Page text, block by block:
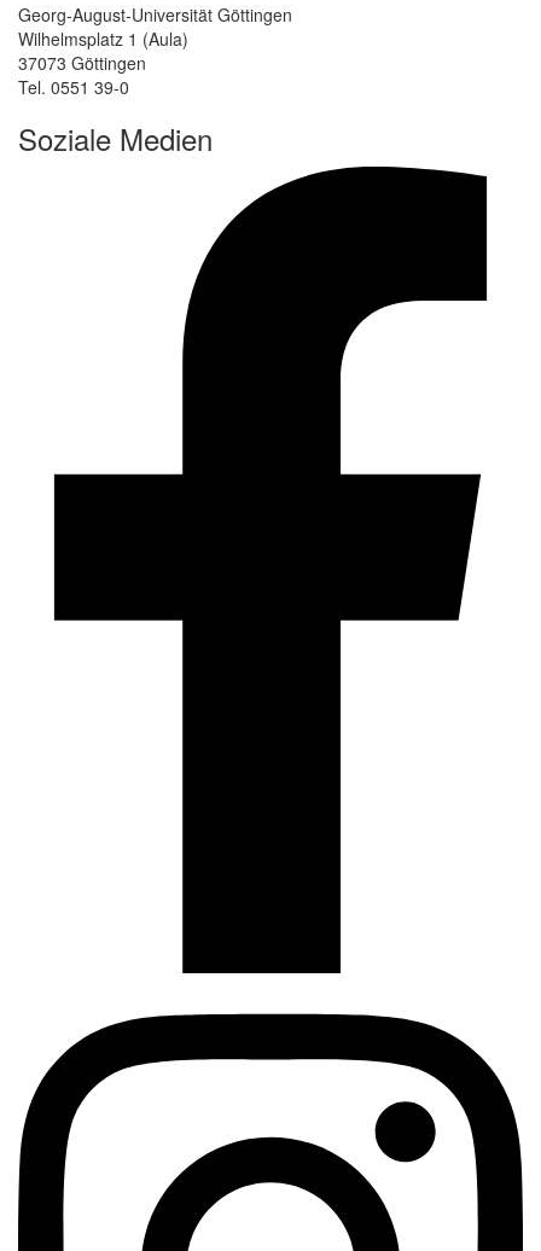
Georg-August-Universität Göttingen
Wilhelmsplatz 1 (Aula)
37073 Göttingen
Tel. 0551 39-0
Soziale Medien